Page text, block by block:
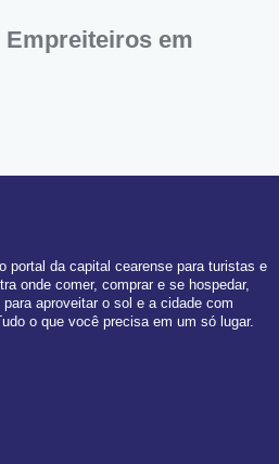
Empreiteiros em
portal da capital cearense para turistas e
onde comer, comprar e se hospedar,
aproveitar o sol e a cidade com
o que você precisa em um só lugar.